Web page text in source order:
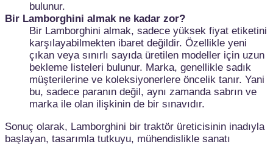
bulunur.
Bir Lamborghini almak ne kadar zor?
Bir Lamborghini almak, sadece yüksek fiyat etiketini
karşılayabilmekten ibaret değildir. Özellikle yeni
çıkan veya sınırlı sayıda üretilen modeller için uzun
bekleme listeleri bulunur. Marka, genellikle sadık
müşterilerine ve koleksiyonerlere öncelik tanır. Yani
bu, sadece paranın değil, aynı zamanda sabrın ve
marka ile olan ilişkinin de bir sınavıdır.
Sonuç olarak, Lamborghini bir traktör üreticisinin inadıyla
başlayan, tasarımla tutkuyu, mühendislikle sanatı